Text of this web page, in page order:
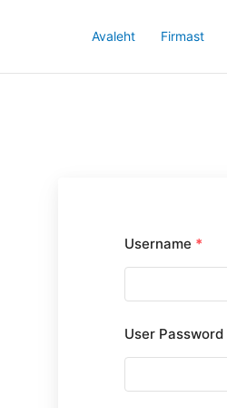
Avaleht Firmast
Username *
User Password